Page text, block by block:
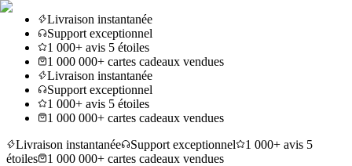
Livraison instantanée
Support exceptionnel
1 000+ avis 5 étoiles
1 000 000+ cartes cadeaux vendues
Livraison instantanée
Support exceptionnel
1 000+ avis 5 étoiles
1 000 000+ cartes cadeaux vendues
Livraison instantanée
Support exceptionnel
1 000+ avis 5
étoiles
1 000 000+ cartes cadeaux vendues